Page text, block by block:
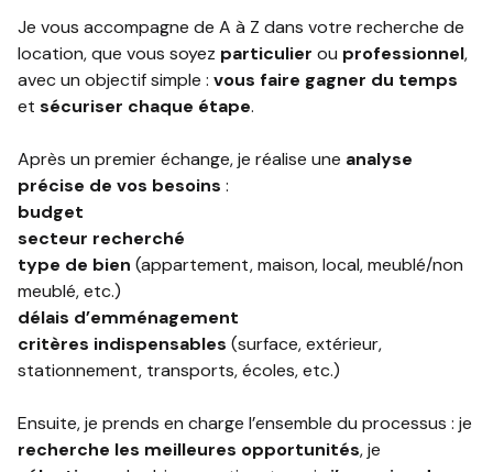
CHASSEURS
D’APPARTS
AGENCE
Je vous accompagne de A à Z dans votre recherche de
location, que vous soyez particulier ou professionnel,
avec un objectif simple : vous faire gagner du temps
et sécuriser chaque étape.
Après un premier échange, je réalise une analyse
précise de vos besoins :
budget
secteur recherché
type de bien (appartement, maison, local, meublé/non
meublé, etc.)
délais d’emménagement
critères indispensables (surface, extérieur,
stationnement, transports, écoles, etc.)
Ensuite, je prends en charge l’ensemble du processus : je
recherche les meilleures opportunités, je